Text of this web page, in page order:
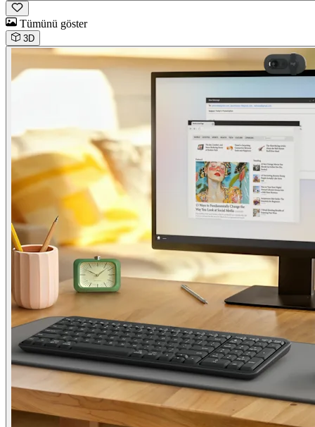
Tümünü göster
3D